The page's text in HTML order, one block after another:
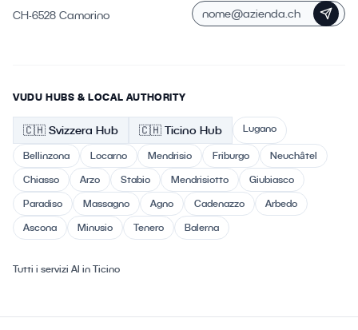
CH-6528 Camorino
VUDU HUBS & LOCAL AUTHORITY
🇨🇭 Svizzera Hub 🇨🇭 Ticino Hub Lugano
Bellinzona Locarno Mendrisio Friburgo
Neuchâtel
Chiasso
Arzo Stabio Mendrisiotto
Giubiasco
Paradiso
Massagno Agno Cadenazzo
Arbedo
Ascona
Minusio Tenero Balerna
Tutti i servizi AI in Ticino